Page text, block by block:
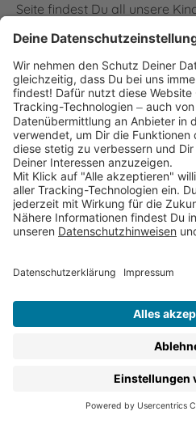
Seite findest Du all unsere
Kinderbuchklassiker, ob
Kurzgeschichten für
schau Dich einfach um und
richtige Buch für Dein Kind.
Was macht ein gutes Buch
Im Alter von 3 Jahren sind
voller Fantasie. Gute Bücher
genau das auf. Sie haben:
fließen
Geschichte ziehen
Mitmachen einladen
Themen aus dem Alltag
Stabile Seiten, zum